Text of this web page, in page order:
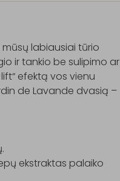
mūsų labiausiai tūrio
ir tankio be sulipimo ar
efektą vos vienu
de Lavande dvasią –
ekstraktas palaiko